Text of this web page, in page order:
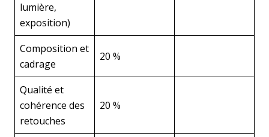
lumière,
exposition)
Composition et
cadrage
20 %
Qualité et
cohérence des
retouches
20 %